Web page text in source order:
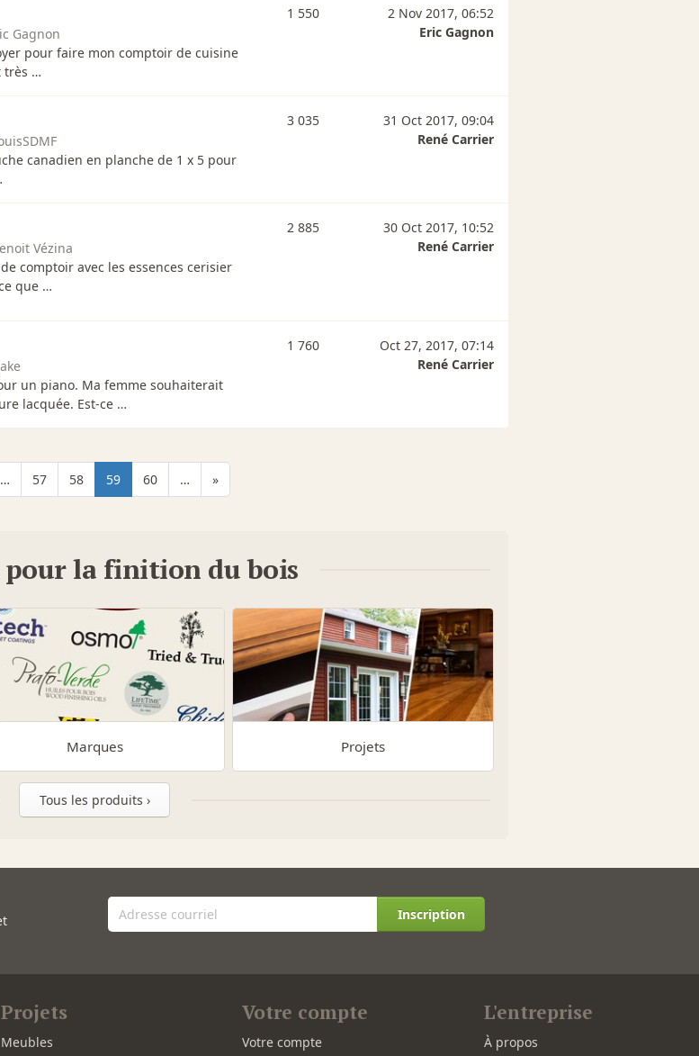
Gagnon
pour faire mon comptoir de cuisine
très …
1 550
2 Nov 2017, 06:52
Eric Gagnon
canadien en planche de 1 x 5 pour
3 035
31 Oct 2017, 09:04
René Carrier
Vézina
comptoir avec les essences cerisier
que …
2 885
30 Oct 2017, 10:52
René Carrier
un piano. Ma femme souhaiterait
lacquée. Est-ce …
1 760
Oct 27, 2017, 07:14
René Carrier
… 57 58 59 60 … »
la finition du bois
Marques Projets
Tous les produits ›
Inscription
Projets
Meubles
Votre compte
Votre compte
L'entreprise
À propos